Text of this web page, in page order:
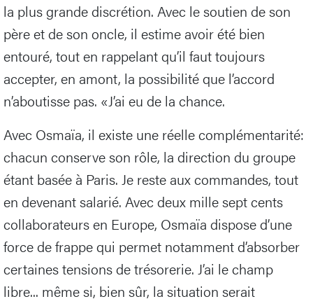
la plus grande discrétion. Avec le soutien de son
père et de son oncle, il estime avoir été bien
entouré, tout en rappelant qu’il faut toujours
accepter, en amont, la possibilité que l’accord
n’aboutisse pas. «J’ai eu de la chance.
Avec Osmaïa, il existe une réelle complémentarité:
chacun conserve son rôle, la direction du groupe
étant basée à Paris. Je reste aux commandes, tout
en devenant salarié. Avec deux mille sept cents
collaborateurs en Europe, Osmaïa dispose d’une
force de frappe qui permet notamment d’absorber
certaines tensions de trésorerie. J’ai le champ
libre... même si, bien sûr, la situation serait